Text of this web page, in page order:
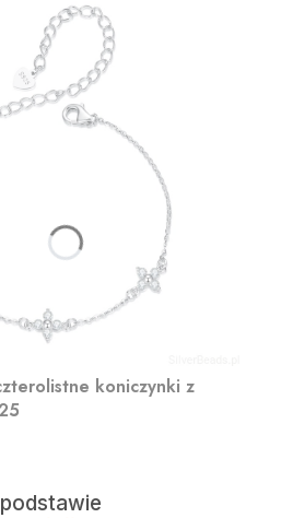
koniczynki z